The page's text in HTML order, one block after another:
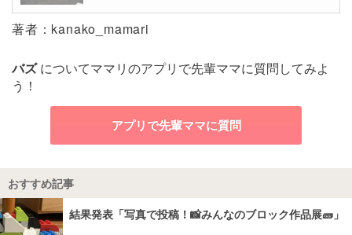
著者：kanako_mamari
バズについてママリのアプリで先輩ママに質問してみよ
う！
アプリで先輩ママに質問
おすすめ記事
結果発表「写真で投稿！📸みんなのブロック作品展🧱」